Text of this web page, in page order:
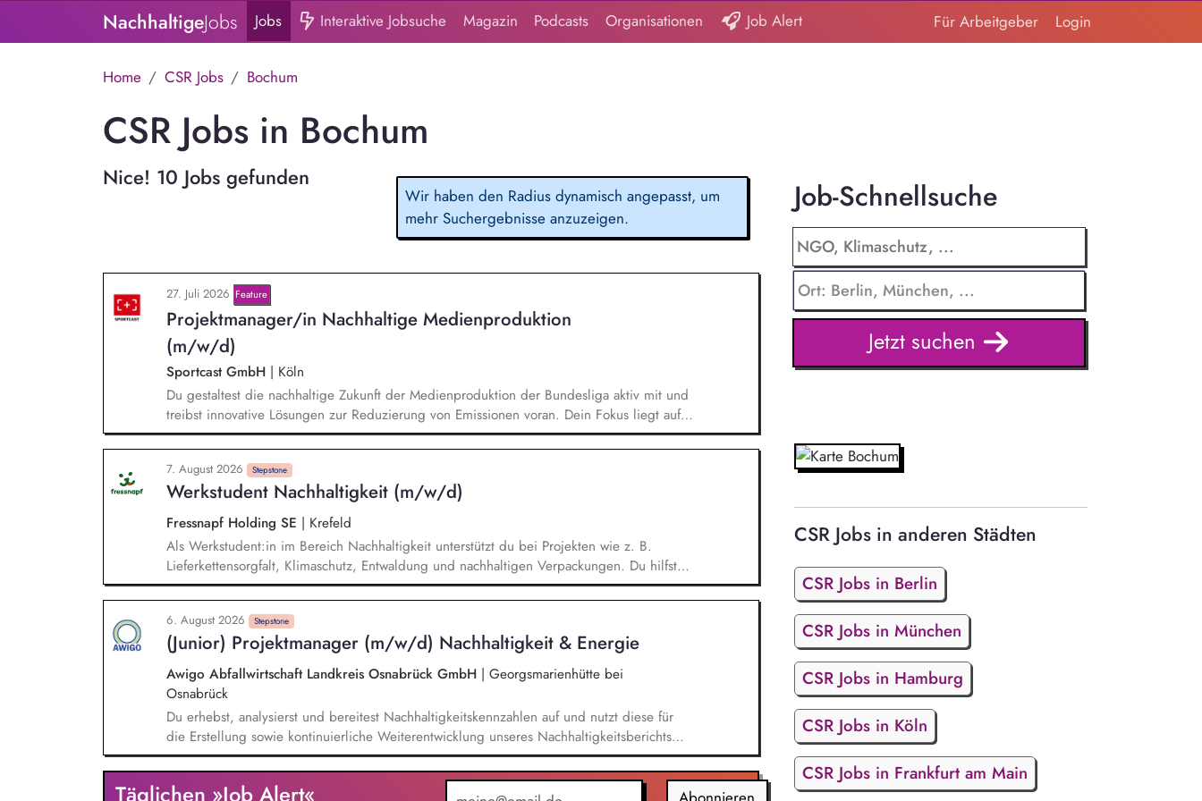
NachhaltigeJobs Jobs Interaktive Jobsuche Magazin Podcasts Organisationen Job Alert Für Arbeitgeber Login
Home CSR Jobs Bochum
CSR Jobs in Bochum
Nice! 10 Jobs gefunden
Wir haben den Radius dynamisch angepasst, um
mehr Suchergebnisse anzuzeigen.
27. Juli 2026 Feature
Projektmanager/in Nachhaltige Medienproduktion
(m/w/d)
Sportcast GmbH | Köln
Du gestaltest die nachhaltige Zukunft der Medienproduktion der Bundesliga aktiv mit und
treibst innovative Lösungen zur Reduzierung von Emissionen voran. Dein Fokus liegt auf
der Evaluierung von Reduktionspotentialen von TV-Produktionskonzepten hinsichtlich
Co2e-Fußabdruck, Durchführung einer Machbarkeitsstudie zur emissionsfreien USV-
Stromversorgung sowie der Koordination interner und externer Stakeholder.
7. August 2026 Stepstone
Werkstudent Nachhaltigkeit (m/w/d)
Fressnapf Holding SE | Krefeld
Als Werkstudent:in im Bereich Nachhaltigkeit unterstützt du bei Projekten wie z. B.
Lieferkettensorgfalt, Klimaschutz, Entwaldung und nachhaltigen Verpackungen. Du hilfst
bei der Erstellung unseres Nachhaltigkeitsberichts – von der Datensammlung bis zur
Auswertung. Du bist Ansprechpartner:in für unsere internationalen Ländergesellschaften
und Lieferanten. Bei Nachhaltigkeitsthemen führst du eigenständig Analysen zu den
Erwartungen von Kund:innen und NGOs durch und beobachtest politische Entwicklungen
sowie Wettbewerber.
6. August 2026 Stepstone
(Junior) Projektmanager (m/w/d) Nachhaltigkeit & Energie
Awigo Abfallwirtschaft Landkreis Osnabrück GmbH | Georgsmarienhütte bei
Osnabrück
Du erhebst, analysierst und bereitest Nachhaltigkeitskennzahlen auf und nutzt diese für
die Erstellung sowie kontinuierliche Weiterentwicklung unseres Nachhaltigkeitsberichts
nach anerkannten Berichtsstandards (z. B. VSME). Bei der Berechnung und
Weiterentwicklung unseres Corporate Carbon Footprints (CCF) unterstützt du und leitest
gemeinsam mit dem Team Maßnahmen zur Emissionsreduzierung ab. Du entwickelst
Täglichen »Job Alert«
Job-Schnellsuche
Jetzt suchen
CSR Jobs in anderen Städten
CSR Jobs in Berlin
CSR Jobs in München
CSR Jobs in Hamburg
CSR Jobs in Köln
CSR Jobs in Frankfurt am Main